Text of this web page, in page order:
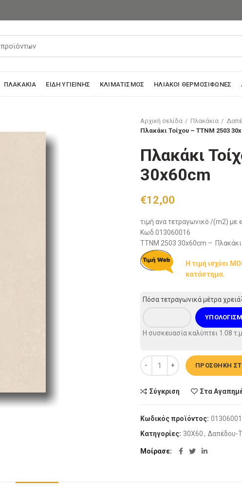
ΠΛΑΚΆΚΙΑ ΕΊΔΗ ΥΓΙΕΙΝΉΣ ΚΛΙΜΑΤΙΣΜΌΣ ΗΛΙΑΚΟΊ ΘΕΡΜΟΣΊΦΩΝΕΣ
Αρχική σελίδα Πλακάκια
Πλακάκι Τοίχου – TTNM 2503
Πλακάκι
30x60cm
€12,00
τιμή ανα τετραγωνικό /(m2) με
Κωδ.013060016
TTNM 2503 30x60cm – Πλακάκι
Η τιμή ισχύει
κατάστημα.
Πόσα τετραγωνικά μέτρα
Η συσκευασία καλύπτει 1.08
Πλακάκι Τοίχου - TTNM 2503
ΠΡΟΣΘΉΚΗ
Σύγκριση Στα
Κωδικός προϊόντος:
Κατηγορίες: 30X60, Δαπέδου-
Μοίρασε